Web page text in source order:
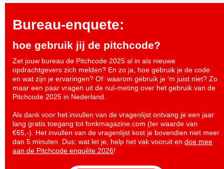
Bureau-enquete:
hoe gebruik jij de pitchcode?
Zet jouw bureau de Pitchcode 2025 al in als nieuwe
opdrachtgevers zich melden? En zo ja, hoe gebruik je de code
en wat zijn je ervaringen? Of: waarom gebruik je ‘m juist niet? Zo
maar een paar vragen uit de nul-meting over het gebruik van de
Pitchcode 2025 in Nederland.
Als dank voor het invullen van de vragenlijst ontvang je een jaar
lang gratis toegang tot fonkmagazine.com (ter waarde van
€65,-). Het invullen van de vragenlijst kost je bovendien niet meer
dan 5 minuten. Dus: wat let je, help het vak vooruit en doe mee
aan de Pitchcode enquête 2026!